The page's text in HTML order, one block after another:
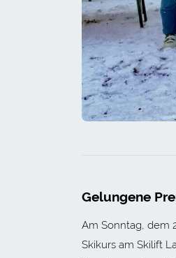
Gelungene
Am Sonntag, dem
Skikurs am Skilift